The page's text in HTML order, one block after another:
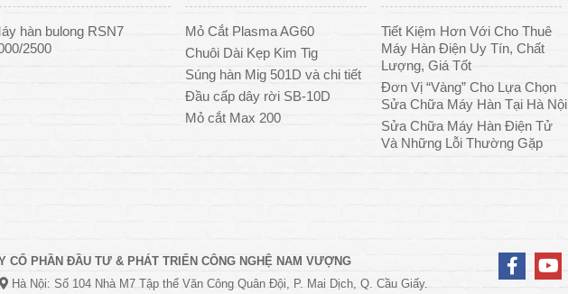
hàn bulong RSN7
2500
Mỏ Cắt Plasma AG60
Chuôi Dài Kẹp Kim Tig
Súng hàn Mig 501D và chi tiết
Đầu cấp dây rời SB-10D
Mỏ cắt Max 200
Tiết Kiệm Hơn Với Cho Thuê
Máy Hàn Điện Uy Tín, Chất
Lượng, Giá Tốt
Đơn Vị “Vàng” Cho Lựa Chọn
Sửa Chữa Máy Hàn Tại Hà Nội
Sửa Chữa Máy Hàn Điện Tử
Và Những Lỗi Thường Gặp
CỔ PHẦN ĐẦU TƯ & PHÁT TRIỂN CÔNG NGHỆ NAM VƯỢNG
Hà Nội: Số 104 Nhà M7 Tập thể Văn Công Quân Đội, P. Mai Dịch, Q. Cầu Giấy.